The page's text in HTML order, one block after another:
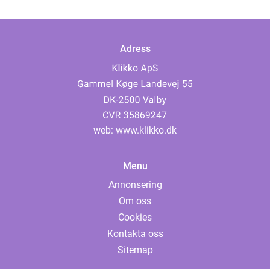
Adress
web: www.klikko.dk
Menu
Annonsering
Om oss
Cookies
Kontakta oss
Sitemap